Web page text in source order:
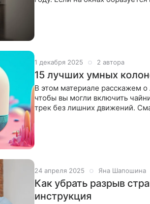
1 декабря 2025 2 автора
15 лучших умных
В этом материале расскажем
чтобы вы могли включить
трек без лишних движений.
24 апреля 2025 Яна Шапошина
Как убрать разрыв
инструкция